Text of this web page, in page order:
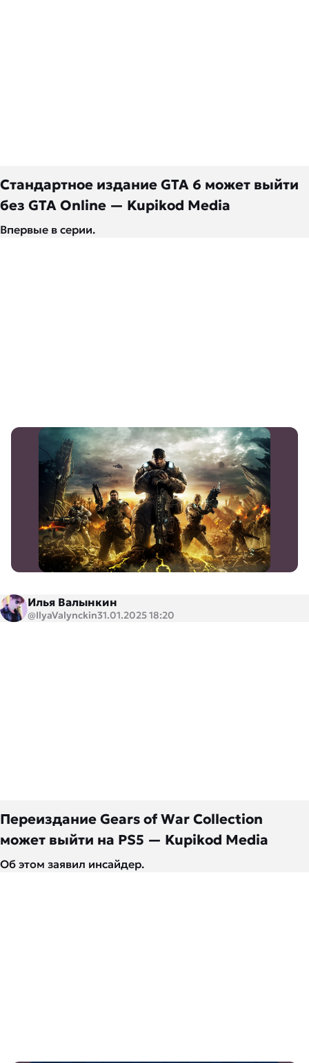
Стандартное издание GTA 6 может выйти
без GTA Online — Kupikod Media
Впервые в серии.
Переиздание Gears of War Collection
может выйти на PS5 — Kupikod Media
Об этом заявил инсайдер.
Илья Валынкин
@IlyaValynckin31.01.2025 18:20